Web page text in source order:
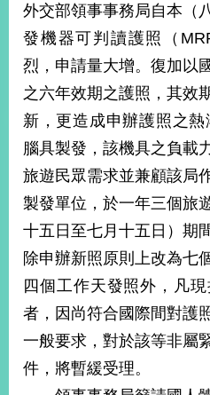
價
值
外
交
經
濟
不
落
國
台
海
和
平
護
照
外交部領事事務局自本（
發機器可判讀護照（
烈，申請量大增。復加以
之六年效期之護照，其效
新，更造成申辦護照之
腦具製發，該機具之負載
旅遊民眾需求並兼顧該局
製發單位，於一年三個旅
十五日至七月十五日）期
除申辦新照原則上改為七
四個工作天發照外，凡
者，因尚符合國際間對護
一般要求，對於該等非屬
件，將暫緩受理。